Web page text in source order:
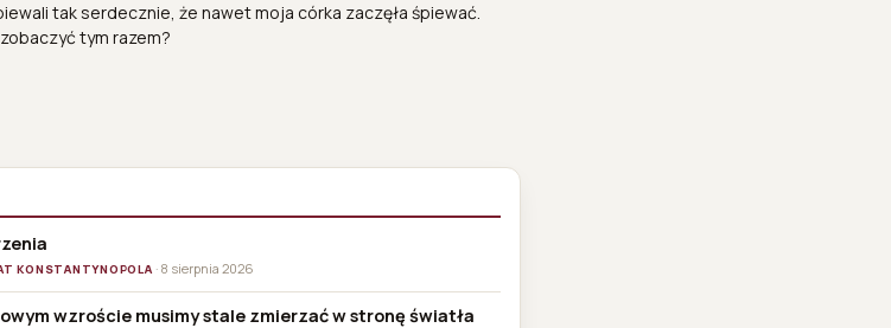
tak serdecznie, że nawet moja córka zaczęła śpiewać.
tym razem?
KONSTANTYNOPOLA · 8 sierpnia 2026
wzroście musimy stale zmierzać w stronę światła